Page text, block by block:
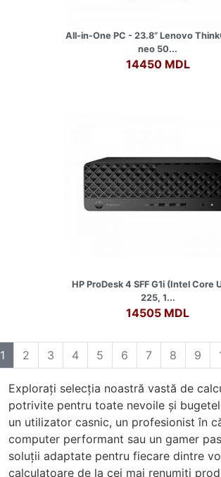
All-in-One PC - 23.8” Lenovo
neo 50...
14450 MDL
HP ProDesk 4 SFF G1i (Intel Core
225, 1...
14505 MDL
1 2 3 4 5 6 7 8 9
Explorați selecția noastră vastă de
potrivite pentru toate nevoile și
un utilizator casnic, un profesionist în
computer performant sau un gamer
soluții adaptate pentru fiecare dintre
calculatoare de la cei mai renumiți